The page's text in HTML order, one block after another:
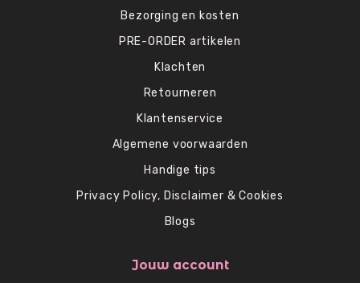
Bezorging en kosten
PRE-ORDER artikelen
Klachten
Retourneren
Klantenservice
Algemene voorwaarden
Handige tips
Privacy Policy, Disclaimer & Cookies
Blogs
Jouw account